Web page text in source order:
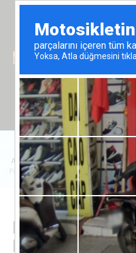
Anasayfa/Satılık Emlak/Daire/
Park Residence'da 2+1 Dairelerin
Park
Dairelerin